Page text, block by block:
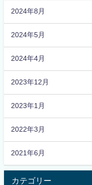
2024年8月
2024年5月
2024年4月
2023年12月
2023年1月
2022年3月
2021年6月
カテゴリー